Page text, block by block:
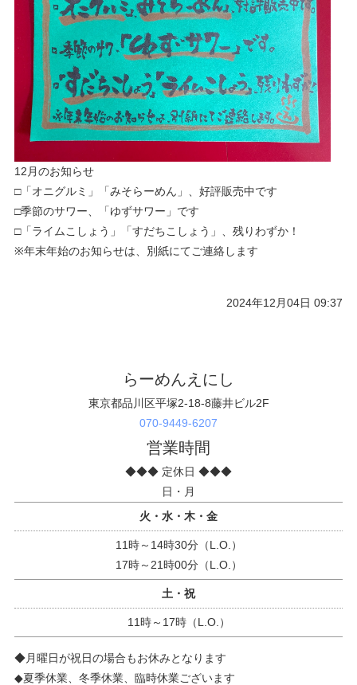
12月のお知らせ
□「オニグルミ」「みそらーめん」、好評販売中です
□季節のサワー、「ゆずサワー」です
□「ライムこしょう」「すだちこしょう」、残りわずか！
※年末年始のお知らせは、別紙にてご連絡します
2024年12月04日 09:37
らーめんえにし
東京都品川区平塚2-18-8藤井ビル2F
070-9449-6207
営業時間
◆◆◆ 定休日 ◆◆◆
日・月
火・水・木・金
11時～14時30分（L.O.）
17時～21時00分（L.O.）
土・祝
11時～17時（L.O.）
◆月曜日が祝日の場合もお休みとなります
◆夏季休業、冬季休業、臨時休業ございます